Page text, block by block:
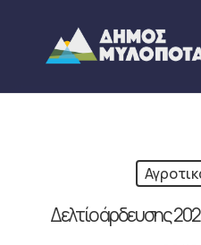
content
Δελτίο άρδευσης